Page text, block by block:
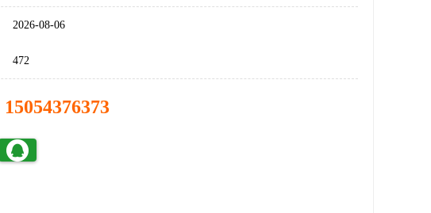
2026-08-06
472
15054376373